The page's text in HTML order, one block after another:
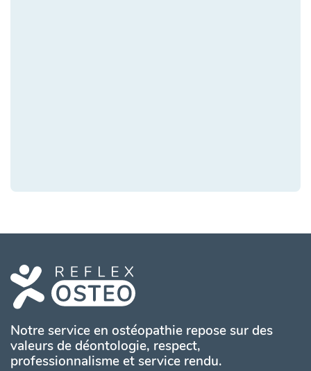
Notre service en ostéopathie repose sur des
valeurs de déontologie, respect,
professionnalisme et service rendu.